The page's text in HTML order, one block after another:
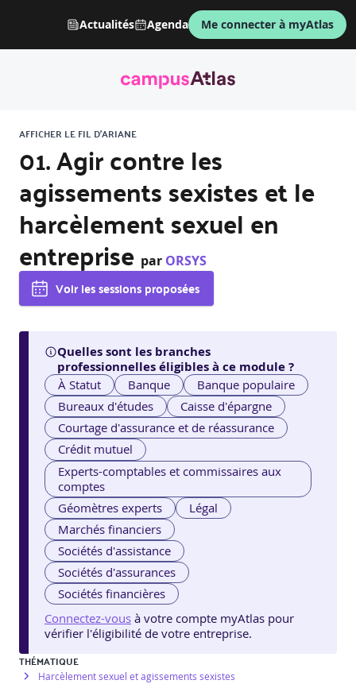
Actualités Agenda Me connecter à myAtlas
AFFICHER LE FIL D'ARIANE
01. Agir contre les
agissements sexistes et le
harcèlement sexuel en
entreprise par ORSYS
Voir les sessions proposées
Quelles sont les branches
professionnelles éligibles à ce module ?
À Statut Banque
Banque populaire
Bureaux d'études
Caisse d'épargne
Courtage d'assurance et de réassurance
Crédit mutuel
Experts-comptables et commissaires aux
comptes
Géomètres experts
Légal
Marchés financiers
Sociétés d'assistance
Sociétés d'assurances
Sociétés financières
Connectez-vous à votre compte myAtlas pour
vérifier l'éligibilité de votre entreprise.
THÉMATIQUE
Harcèlement sexuel et agissements sexistes